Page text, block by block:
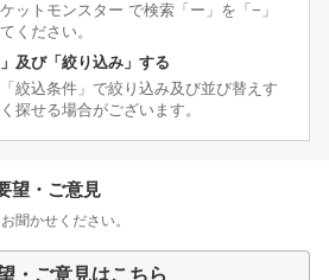
トモンスター で検索「ー」を「−」
ください。
及び「絞り込み」する
絞込条件」で絞り込み及び並び替えす
探せる場合がございます。
望・ご意見
聞かせください。
・ご意見はこちら